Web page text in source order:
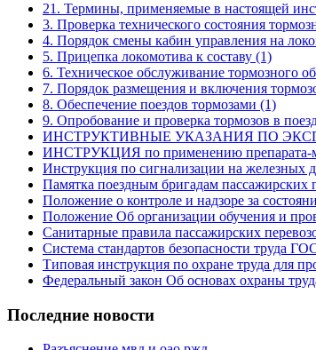
21. Термины, применяемые в настоящей
3. Проверка технического состояния
4. Порядок смены кабин управления на
5. Прицепка локомотива к составу (1)
6. Техническое обслуживание тормозного
7. Порядок размещения и включения
8. Обеспечение поездов тормозами (1)
9. Опробование и проверка тормозов в
ИНСТРУКТИВНЫЕ УКАЗАНИЯ ПО
ИНСТРУКЦИЯ по применению препарата-
Инструкция по сигнализации на железных
Памятка поездным бригадам пассажирских
Положение о контроле и надзоре за
Положение Об организации обучения и
Санитарные правила пассажирских
Система стандартов безопасности труда
Типовая инструкция по охране труда для
Федеральный закон Об основах охраны
Последние новости